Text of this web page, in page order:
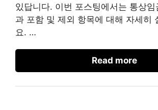
있답니다. 이번 포스팅에서는 통상임
과 포함 및 제외 항목에 대해 자세히
요. …
Read more